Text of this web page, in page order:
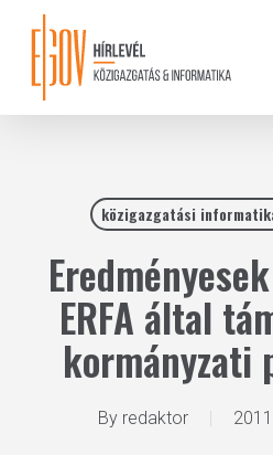
content
közigazgatási
ERFA által
kormányzati
By redaktor